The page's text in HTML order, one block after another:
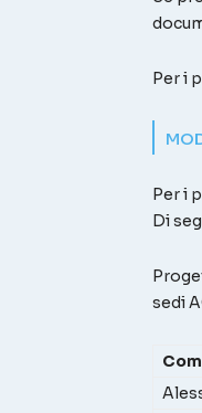
Per i
Per i
Di
sedi